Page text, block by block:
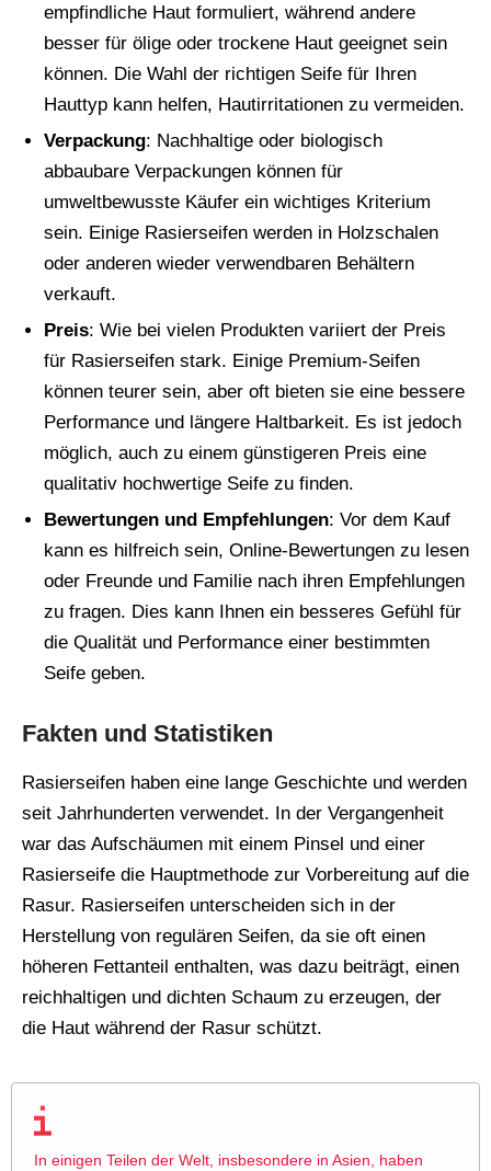
empfindliche Haut formuliert, während andere
besser für ölige oder trockene Haut geeignet sein
können. Die Wahl der richtigen Seife für Ihren
Hauttyp kann helfen, Hautirritationen zu vermeiden.
Verpackung: Nachhaltige oder biologisch
abbaubare Verpackungen können für
umweltbewusste Käufer ein wichtiges Kriterium
sein. Einige Rasierseifen werden in Holzschalen
oder anderen wieder verwendbaren Behältern
verkauft.
Preis: Wie bei vielen Produkten variiert der Preis
für Rasierseifen stark. Einige Premium-Seifen
können teurer sein, aber oft bieten sie eine bessere
Performance und längere Haltbarkeit. Es ist jedoch
möglich, auch zu einem günstigeren Preis eine
qualitativ hochwertige Seife zu finden.
Bewertungen und Empfehlungen: Vor dem Kauf
kann es hilfreich sein, Online-Bewertungen zu lesen
oder Freunde und Familie nach ihren Empfehlungen
zu fragen. Dies kann Ihnen ein besseres Gefühl für
die Qualität und Performance einer bestimmten
Seife geben.
Fakten und Statistiken
Rasierseifen haben eine lange Geschichte und werden
seit Jahrhunderten verwendet. In der Vergangenheit
war das Aufschäumen mit einem Pinsel und einer
Rasierseife die Hauptmethode zur Vorbereitung auf die
Rasur. Rasierseifen unterscheiden sich in der
Herstellung von regulären Seifen, da sie oft einen
höheren Fettanteil enthalten, was dazu beiträgt, einen
reichhaltigen und dichten Schaum zu erzeugen, der
die Haut während der Rasur schützt.
In einigen Teilen der Welt, insbesondere in Asien, haben